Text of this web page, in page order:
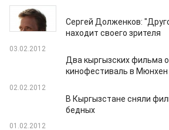
03.02.2012
Сергей Долженков:
находит своего зрителя
03.02.2012
Два кыргызских фильма
кинофестиваль в Мюнхен
02.02.2012
В Кыргызстане сняли
бедных
01.02.2012